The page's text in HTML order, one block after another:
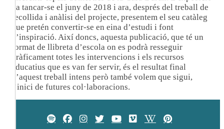
va tancar-se el juny de 2018 i ara, després del treball de
recollida i anàlisi del projecte, presentem el seu catàleg
que pretén convertir-se en eina d’estudi i font
d’inspiració. Així doncs, aquesta publicació, que té un
format de llibreta d’escola on es podrà resseguir
gràficament totes les intervencions i els recursos
educatius que es van fer servir, és el resultat final
d’aquest treball intens però també volem que sigui,
l’inici de futures col·laboracions.